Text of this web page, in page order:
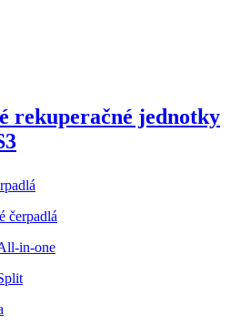
rekuperačné jednotky
čerpadlá
in-one